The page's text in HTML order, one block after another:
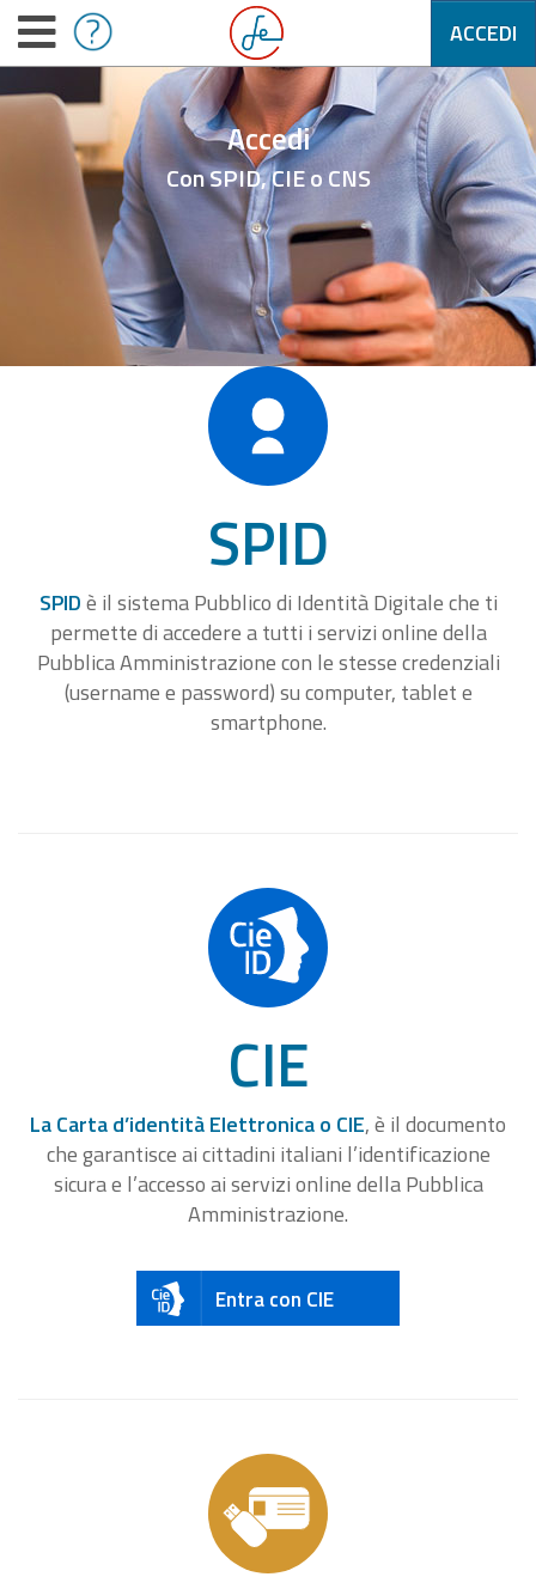
ACCEDI
Accedi
Con SPID, CIE o CNS
SPID
SPIDè il sistema Pubblico di Identità Digitale che ti
permette di accedere a tutti i servizi online della
Pubblica Amministrazione con le stesse credenziali
(username e password) su computer, tablet e
smartphone.
CIE
La Carta d’identità Elettronica o CIE, è il documento
che garantisce ai cittadini italiani l’identificazione
sicura e l’accesso ai servizi online della Pubblica
Amministrazione.
Entra con CIE